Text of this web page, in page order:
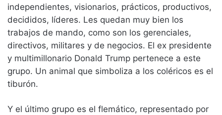
independientes, visionarios, prácticos, productivos,
decididos, líderes. Les quedan muy bien los
trabajos de mando, como son los gerenciales,
directivos, militares y de negocios. El ex presidente
y multimillonario Donald Trump pertenece a este
grupo. Un animal que simboliza a los coléricos es el
tiburón.
Y el último grupo es el flemático, representado por